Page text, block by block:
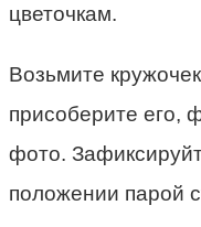
цветочкам.
Возьмите
присоберите его,
фото.
положении парой